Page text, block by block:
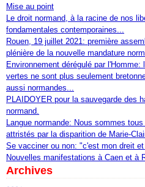
Mise au point
Le droit normand, à la racine de nos
fondamentales contemporaines...
Rouen, 19 juillet 2021: première
plénière de la nouvelle mandature
Environnement dérégulé par l'Homme:
vertes ne sont plus seulement
aussi normandes...
PLAIDOYER pour la sauvegarde des
normand.
Langue normande: Nous sommes
attristés par la disparition de Marie-
Se vacciner ou non: "c'est mon dreit
Nouvelles manifestations à Caen et à
Archives